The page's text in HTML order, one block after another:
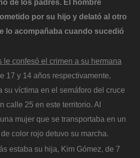
de los padres. El hombre
por su hijo y delató al otro
lo acompañaba cuando sucedió
le confesó el crimen a su hermana
17 y 14 años respectivamente,
su víctima en el semáforo del cruce
calle 25 en este territorio. Al
mujer que se transportaba en un
color rojo detuvo su marcha.
estaba su hija, Kim Gómez, de 7